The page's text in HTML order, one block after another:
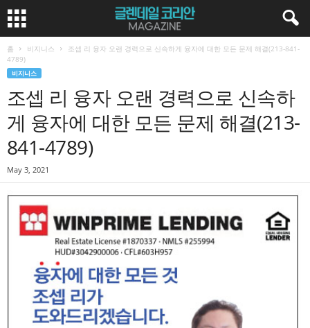
홈 비지니스
조셉 리 융자 오랜 경력으로 신속하게 융자에 대한 모든 문제 해결(213-841-
4789)
비지니스
조셉 리 융자 오랜 경력으로 신속하
게 융자에 대한 모든 문제 해결(213-
841-4789)
May 3, 2021